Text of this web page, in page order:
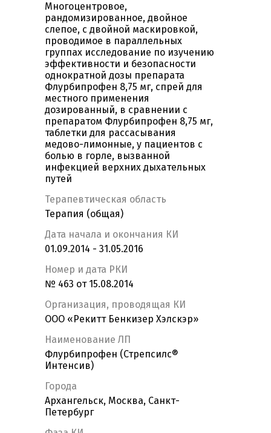
Многоцентровое,
рандомизированное, двойное
слепое, с двойной маскировкой,
проводимое в параллельных
группах исследование по изучению
эффективности и безопасности
однократной дозы препарата
Флурбипрофен 8,75 мг, спрей для
местного применения
дозированный, в сравнении с
препаратом Флурбипрофен 8,75 мг,
таблетки для рассасывания
медово-лимонные, у пациентов с
болью в горле, вызванной
инфекцией верхних дыхательных
путей
Терапевтическая область
Терапия (общая)
Дата начала и окончания КИ
01.09.2014 - 31.05.2016
Номер и дата РКИ
№ 463 от 15.08.2014
Организация, проводящая КИ
ООО «Рекитт Бенкизер Хэлскэр»
Наименование ЛП
Флурбипрофен (Стрепсилс®
Интенсив)
Города
Архангельск, Москва, Санкт-
Петербург